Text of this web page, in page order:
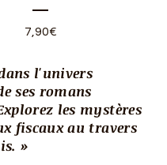
7,90€Prix
l'univers
ses romans
les mystères
fiscaux au travers
»